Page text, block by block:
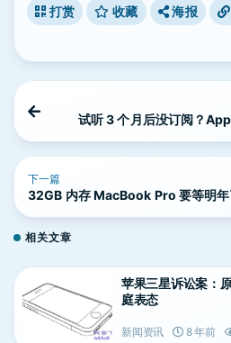
打赏 收藏 海报
试听 3 个月后没订阅？
下一篇
32GB 内存 MacBook Pro 要等明年
相关文章
苹果三星诉讼案：
庭表态
新闻资讯 8 年前